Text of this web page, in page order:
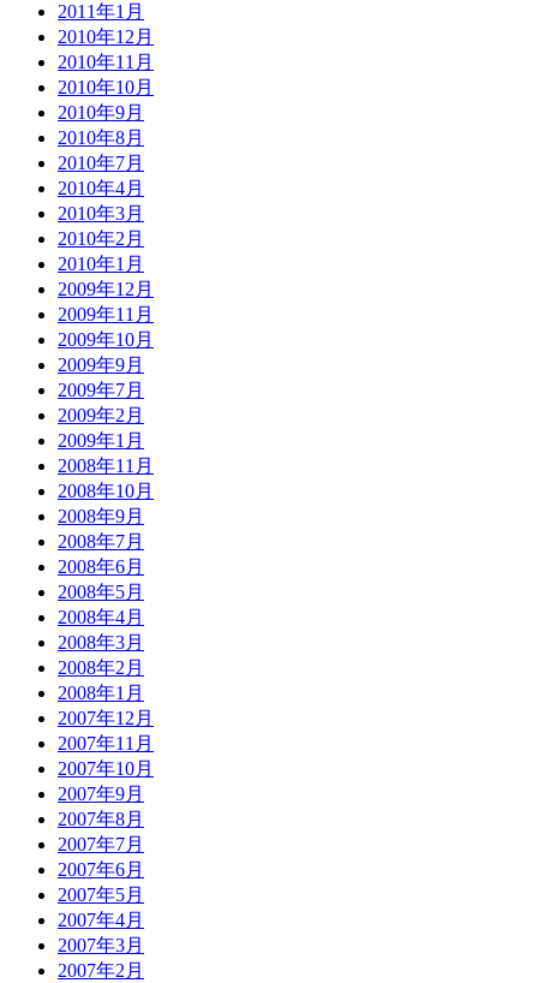
2011年1月
2010年12月
2010年11月
2010年10月
2010年9月
2010年8月
2010年7月
2010年4月
2010年3月
2010年2月
2010年1月
2009年12月
2009年11月
2009年10月
2009年9月
2009年7月
2009年2月
2009年1月
2008年11月
2008年10月
2008年9月
2008年7月
2008年6月
2008年5月
2008年4月
2008年3月
2008年2月
2008年1月
2007年12月
2007年11月
2007年10月
2007年9月
2007年8月
2007年7月
2007年6月
2007年5月
2007年4月
2007年3月
2007年2月